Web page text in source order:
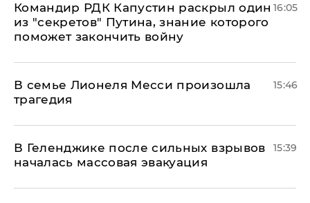
Командир РДК Капустин раскрыл один
из "секретов" Путина, знание которого
поможет закончить войну
16:05
В семье Лионеля Месси произошла
трагедия
15:46
В Геленджике после сильных взрывов
началась массовая эвакуация
15:39